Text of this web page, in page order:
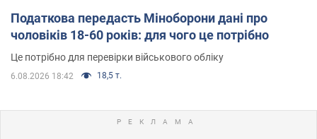
Податкова передасть Міноборони дані про
чоловіків 18-60 років: для чого це потрібно
Це потрібно для перевірки військового обліку
6.08.2026 18:42 18,5 т.